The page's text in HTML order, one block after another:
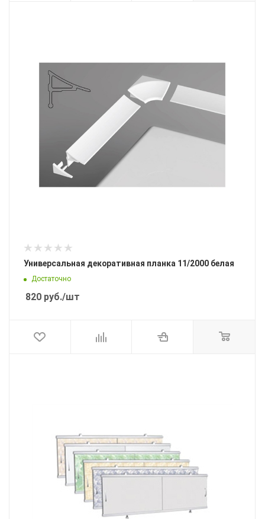
Универсальная декоративная планка 11/2000 белая
Достаточно
820 руб./шт